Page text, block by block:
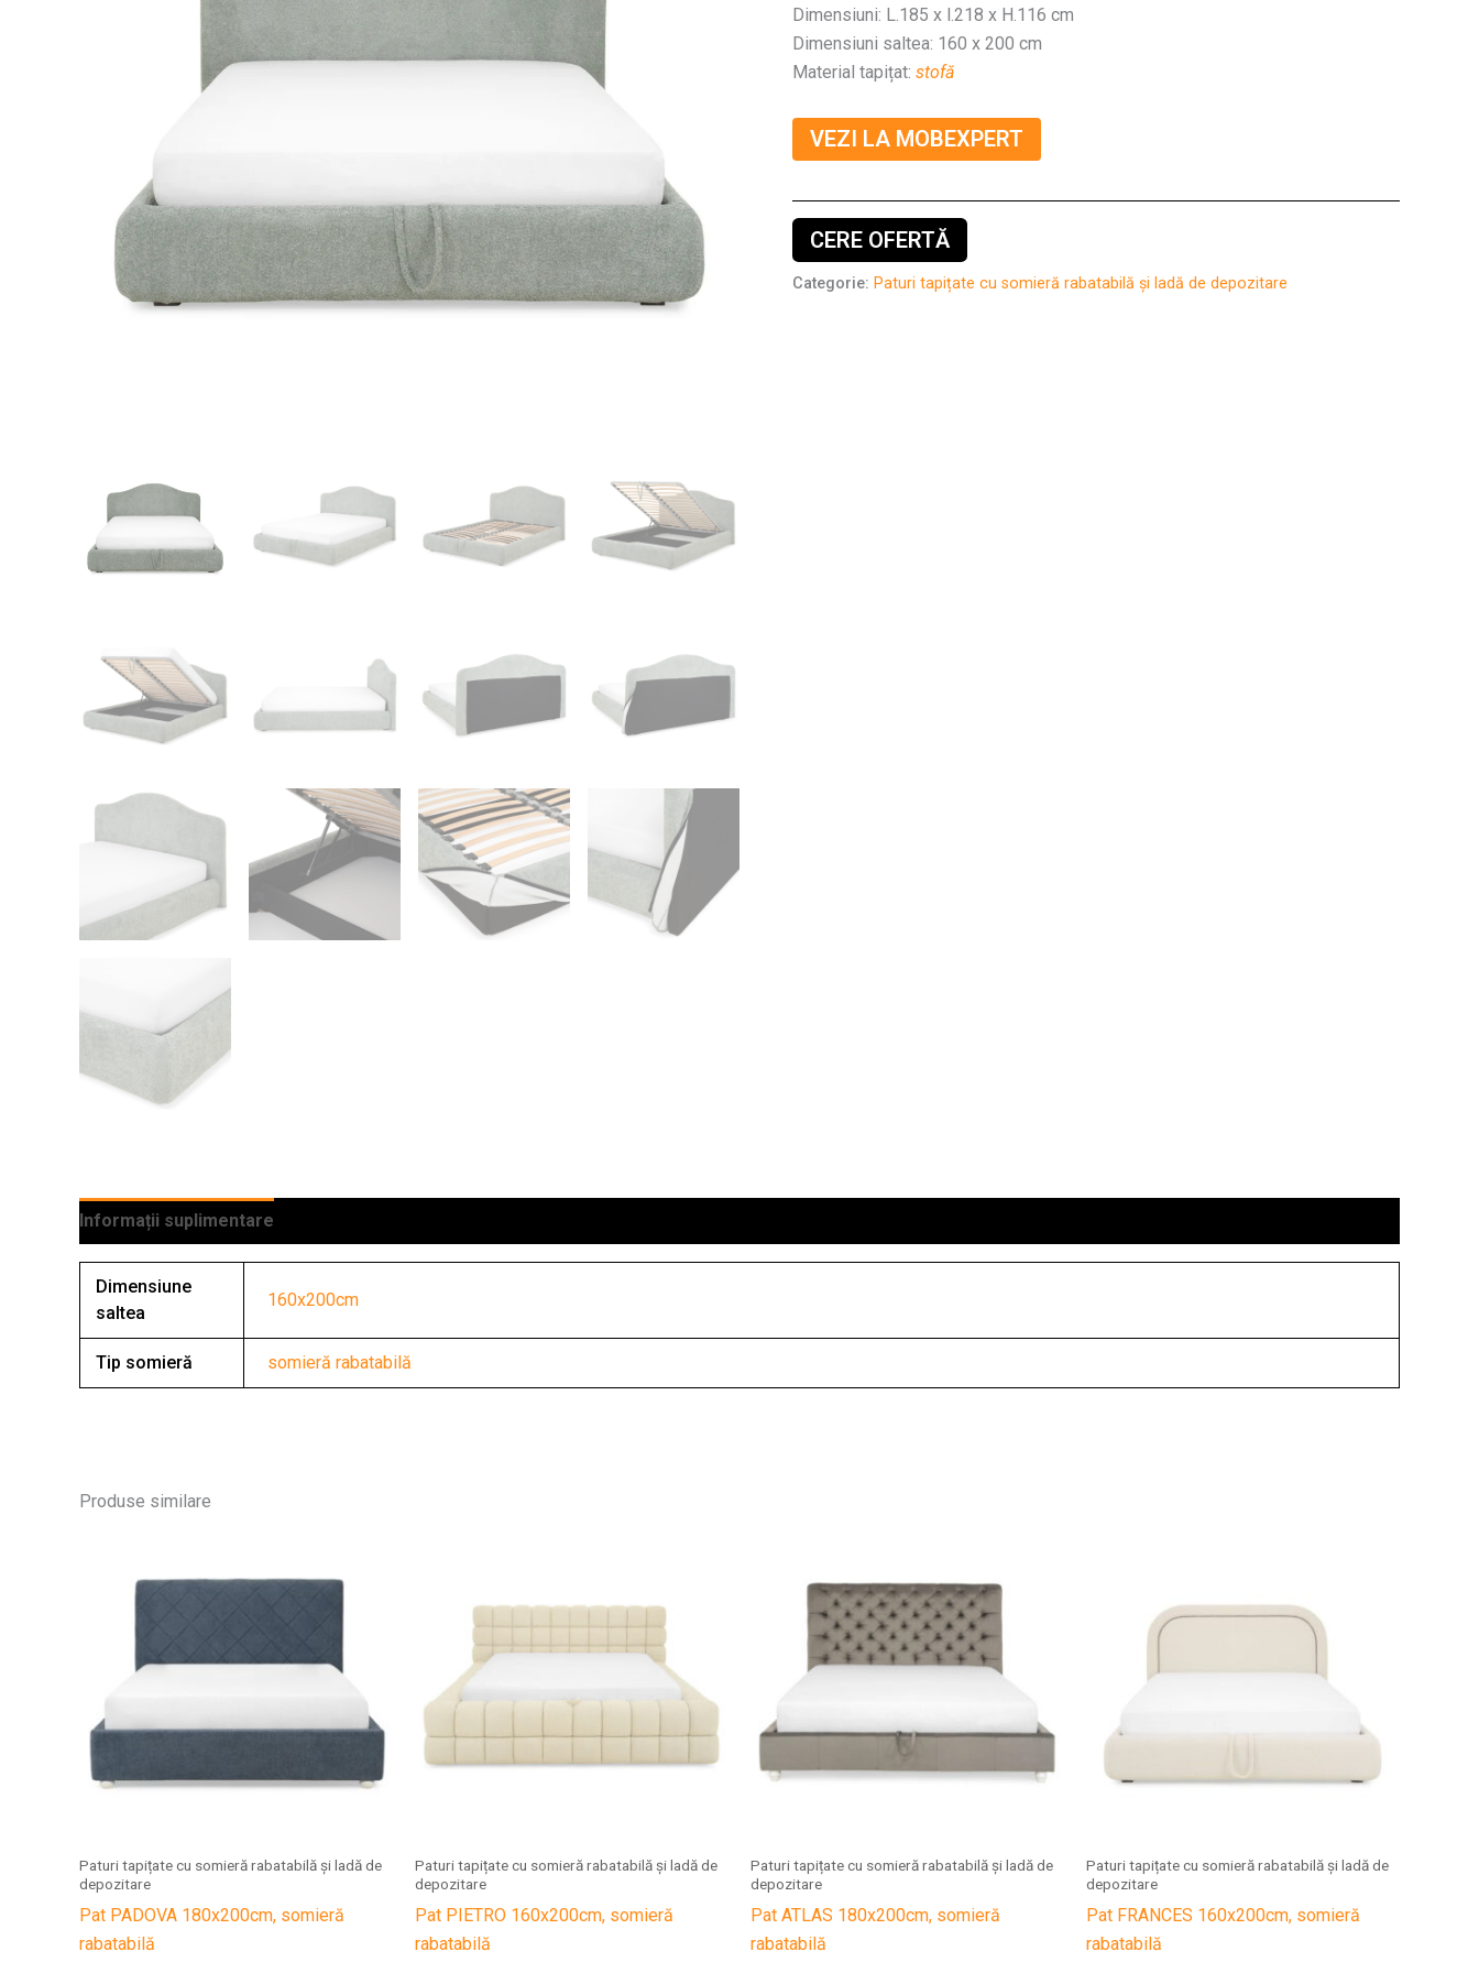
Dimensiuni: L.185 x l.218 x H.116 cm
Dimensiuni saltea: 160 x 200 cm
Material tapițat: stofă
VEZI LA MOBEXPERT
CERE OFERTĂ
Categorie: Paturi tapițate cu somieră rabatabilă și ladă de depozitare
Informații suplimentare
Dimensiune
saltea
160x200cm
Tip somieră somieră rabatabilă
Produse similare
Paturi tapițate cu somieră rabatabilă și ladă de
depozitare
Pat PADOVA 180x200cm, somieră
rabatabilă
Paturi tapițate cu somieră rabatabilă și ladă de
depozitare
Pat PIETRO 160x200cm, somieră
rabatabilă
Paturi tapițate cu somieră rabatabilă și ladă de
depozitare
Pat ATLAS 180x200cm, somieră
rabatabilă
Paturi tapițate cu somieră rabatabilă și ladă de
depozitare
Pat FRANCES 160x200cm, somieră
rabatabilă